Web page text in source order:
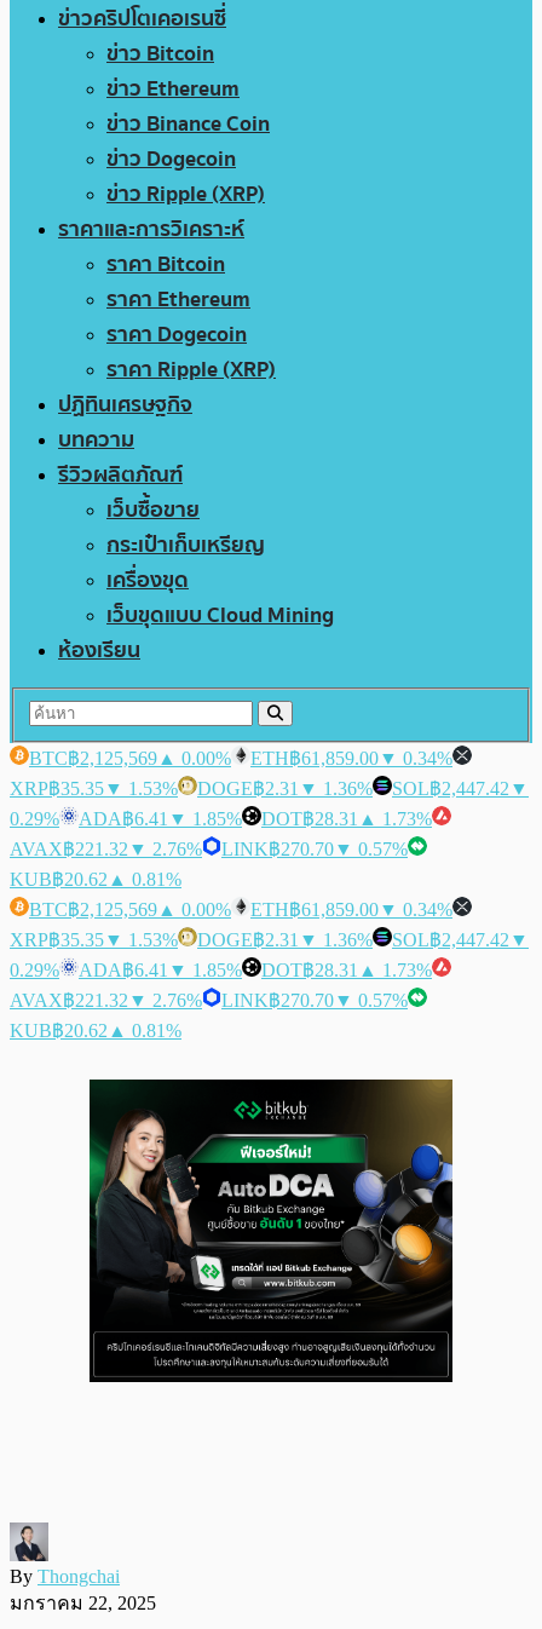
ข่าวคริปโตเคอเรนซี่
ข่าว Bitcoin
ข่าว Ethereum
ข่าว Binance Coin
ข่าว Dogecoin
ข่าว Ripple (XRP)
ราคาและการวิเคราะห์
ราคา Bitcoin
ราคา Ethereum
ราคา Dogecoin
ราคา Ripple (XRP)
ปฏิทินเศรษฐกิจ
บทความ
รีวิวผลิตภัณฑ์
เว็บซื้อขาย
กระเป๋าเก็บเหรียญ
เครื่องขุด
เว็บขุดแบบ Cloud Mining
ห้องเรียน
BTC฿2,125,569 ▲ 0.00% ETH฿61,859.00▼ 0.34%
XRP฿35.35▼ 1.53% DOGE฿2.31 ▼ 1.36% SOL฿2,447.42 ▼
0.29%
ADA฿6.41 ▼ 1.85% DOT฿28.31 ▲ 1.73%
AVAX฿221.32 ▼ 2.76% LINK฿270.70▼ 0.57%
KUB฿20.62 ▲ 0.81%
BTC฿2,125,569 ▲ 0.00% ETH฿61,859.00▼ 0.34%
XRP฿35.35▼ 1.53% DOGE฿2.31 ▼ 1.36% SOL฿2,447.42 ▼
0.29%
ADA฿6.41 ▼ 1.85% DOT฿28.31 ▲ 1.73%
AVAX฿221.32 ▼ 2.76% LINK฿270.70▼ 0.57%
KUB฿20.62 ▲ 0.81%
By Thongchai
มกราคม 22, 2025